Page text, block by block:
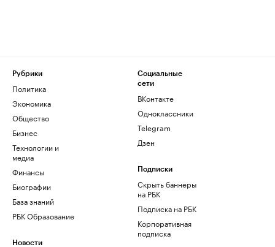
Рубрики
Политика
Экономика
Общество
Бизнес
Технологии и
медиа
Финансы
Биографии
База знаний
РБК Образование
Новости
Социальные
сети
ВКонтакте
Одноклассники
Telegram
Дзен
Подписки
Скрыть баннеры
на РБК
Подписка на РБК
Корпоративная
подписка